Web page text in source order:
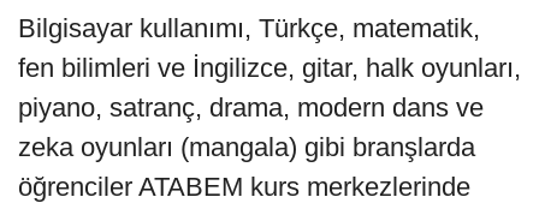
Bilgisayar kullanımı, Türkçe, matematik,
fen bilimleri ve İngilizce, gitar, halk oyunları,
piyano, satranç, drama, modern dans ve
zeka oyunları (mangala) gibi branşlarda
öğrenciler ATABEM kurs merkezlerinde